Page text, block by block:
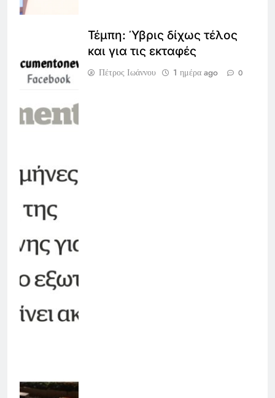
Τέμπη: Ύβρις δίχως τέλος
και για τις εκταφές
Πέτρος Ιωάννου 1 ημέρα ago 0